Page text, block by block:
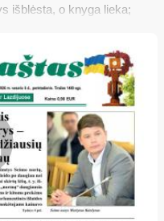
išblėsta, o knyga lieka;
nes mes apie jus apskritai